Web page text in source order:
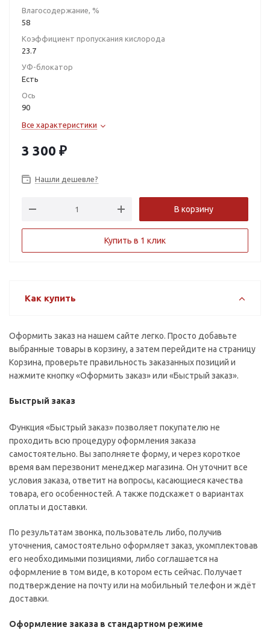
+1.5 +1.75
+2.0
Влагосодержание, %
58
Коэффициент пропускания кислорода
23.7
УФ-блокатор
Есть
Ось
90
Все характеристики
3 300 ₽
Нашли дешевле?
В корзину
Купить в 1 клик
Как купить
Оформить заказ на нашем сайте легко. Просто добавьте
выбранные товары в корзину, а затем перейдите на страницу
Корзина, проверьте правильность заказанных позиций и
нажмите кнопку «Оформить заказ» или «Быстрый заказ».
Быстрый заказ
Функция «Быстрый заказ» позволяет покупателю не
проходить всю процедуру оформления заказа
самостоятельно. Вы заполняете форму, и через короткое
время вам перезвонит менеджер магазина. Он уточнит все
условия заказа, ответит на вопросы, касающиеся качества
товара, его особенностей. А также подскажет о вариантах
оплаты и доставки.
По результатам звонка, пользователь либо, получив
уточнения, самостоятельно оформляет заказ, укомплектовав
его необходимыми позициями, либо соглашается на
оформление в том виде, в котором есть сейчас. Получает
подтверждение на почту или на мобильный телефон и ждёт
доставки.
Оформление заказа в стандартном режиме